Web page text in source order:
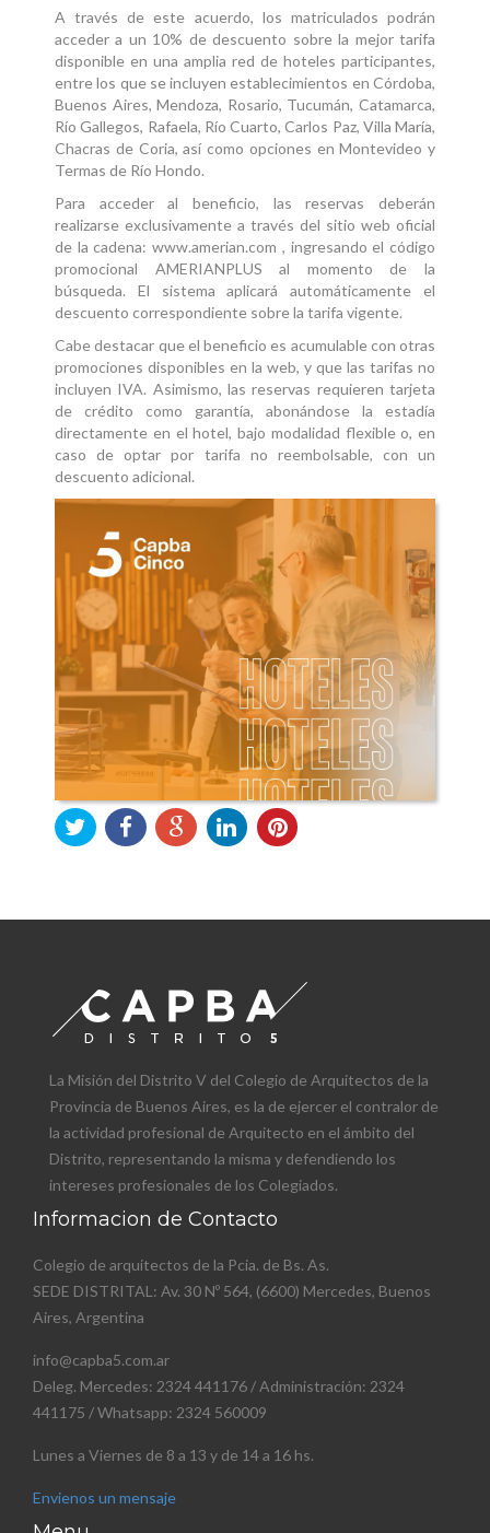
A través de este acuerdo, los matriculados podrán
acceder a un 10% de descuento sobre la mejor tarifa
disponible en una amplia red de hoteles participantes,
entre los que se incluyen establecimientos en Córdoba,
Buenos Aires, Mendoza, Rosario, Tucumán, Catamarca,
Río Gallegos, Rafaela, Río Cuarto, Carlos Paz, Villa María,
Chacras de Coria, así como opciones en Montevideo y
Termas de Río Hondo.
Para acceder al beneficio, las reservas deberán
realizarse exclusivamente a través del sitio web oficial
de la cadena: www.amerian.com , ingresando el código
promocional AMERIANPLUS al momento de la
búsqueda. El sistema aplicará automáticamente el
descuento correspondiente sobre la tarifa vigente.
Cabe destacar que el beneficio es acumulable con otras
promociones disponibles en la web, y que las tarifas no
incluyen IVA. Asimismo, las reservas requieren tarjeta
de crédito como garantía, abonándose la estadía
directamente en el hotel, bajo modalidad flexible o, en
caso de optar por tarifa no reembolsable, con un
descuento adicional.
La Misión del Distrito V del Colegio de Arquitectos de la
Provincia de Buenos Aires, es la de ejercer el contralor de
la actividad profesional de Arquitecto en el ámbito del
Distrito, representando la misma y defendiendo los
intereses profesionales de los Colegiados.
Informacion de Contacto
Colegio de arquitectos de la Pcia. de Bs. As.
SEDE DISTRITAL: Av. 30 Nº 564, (6600) Mercedes, Buenos
Aires, Argentina
info@capba5.com.ar
Deleg. Mercedes: 2324 441176 / Administración: 2324
441175 / Whatsapp: 2324 560009
Lunes a Viernes de 8 a 13 y de 14 a 16 hs.
Envienos un mensaje